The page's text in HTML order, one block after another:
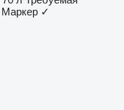
Маркер ✓